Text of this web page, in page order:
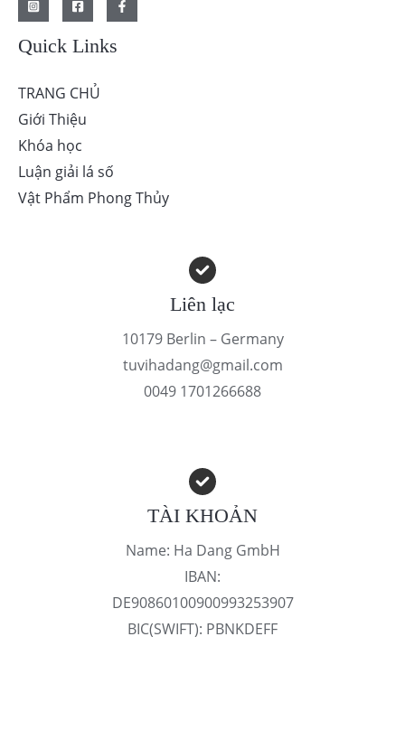
Quick Links
TRANG CHỦ
Giới Thiệu
Khóa học
Luận giải lá số
Vật Phẩm Phong Thủy
Liên lạc
10179 Berlin – Germany
tuvihadang@gmail.com
0049 1701266688
TÀI KHOẢN
Name: Ha Dang GmbH
IBAN:
DE90860100900993253907
BIC(SWIFT): PBNKDEFF